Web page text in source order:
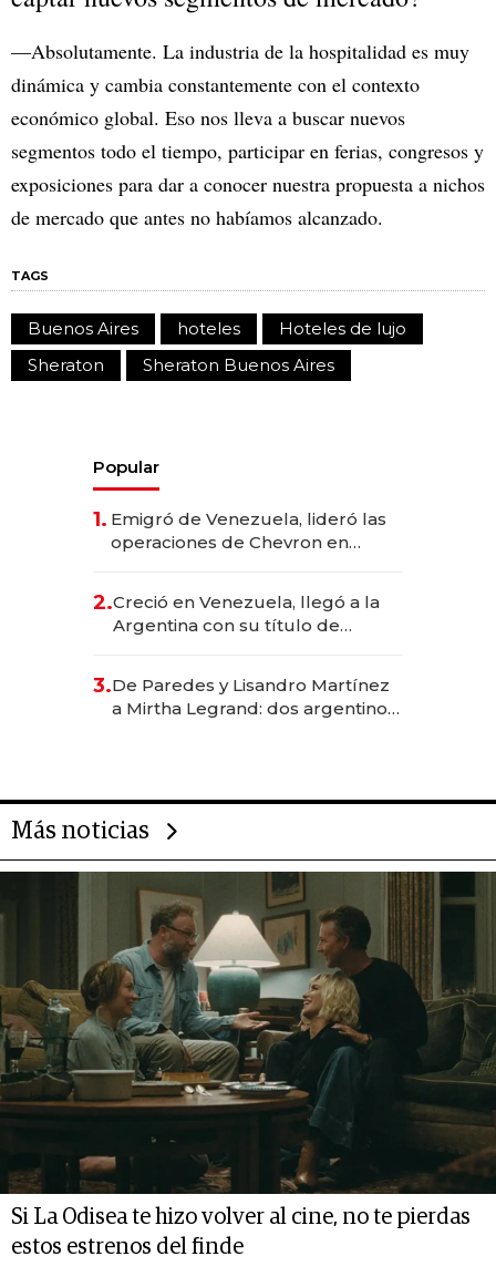
—Absolutamente. La industria de la hospitalidad es muy
dinámica y cambia constantemente con el contexto
económico global. Eso nos lleva a buscar nuevos
segmentos todo el tiempo, participar en ferias, congresos y
exposiciones para dar a conocer nuestra propuesta a nichos
de mercado que antes no habíamos alcanzado.
TAGS
Buenos Aires hoteles
Hoteles de lujo
Sheraton
Sheraton Buenos Aires
Popular
1. Emigró de Venezuela, lideró las
operaciones de Chevron en
2.Creció en Venezuela, llegó a la
Argentina con su título de
las marcas "fast premium"
3.De Paredes y Lisandro Martínez
a Mirtha Legrand: dos argentinos
Más noticias
Si La Odisea te hizo volver al cine, no te pierdas
estos estrenos del finde